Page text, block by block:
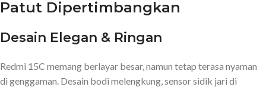
Patut Dipertimbangkan
Desain Elegan & Ringan
Redmi 15C memang berlayar besar, namun tetap terasa nyaman
di genggaman. Desain bodi melengkung, sensor sidik jari di